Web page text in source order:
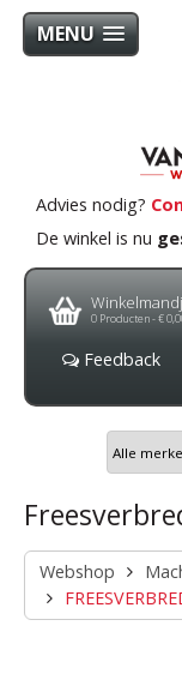
MENU
Advies nodig?
De winkel is nu
0 Producten -€
Feedback
Webshop